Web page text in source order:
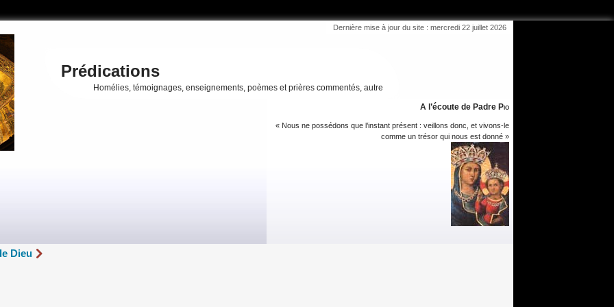
Dernière mise à jour du site : mercredi 22 juillet 2026
Prédications
Homélies, témoignages, enseignements, poèmes et prières commentés, autre
A l’écoute de Padre Pio
« Nous ne possédons que l’instant présent : veillons donc, et vivons-le
comme un trésor qui nous est donné »
Dieu